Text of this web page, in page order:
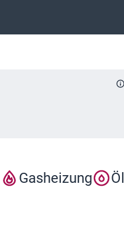
Gasheizung